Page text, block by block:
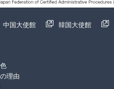
中国大使館 韓国大使館
理由